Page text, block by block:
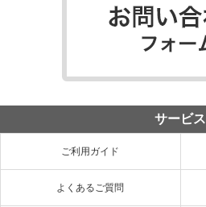
サービス
ご利用ガイド
よくあるご質問